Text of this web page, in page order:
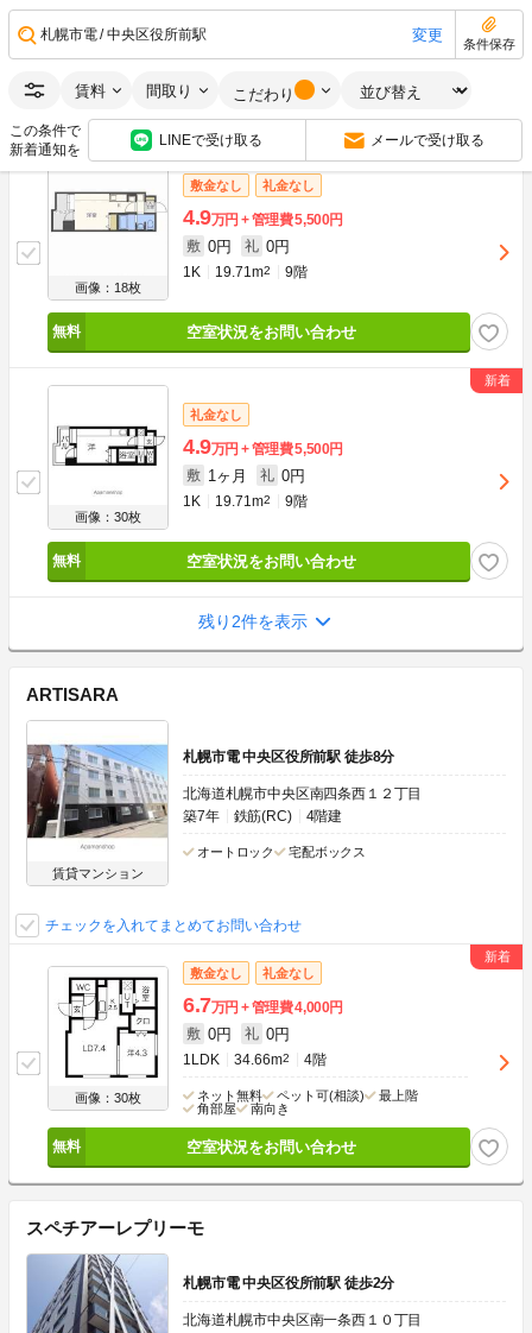
札幌市電 中央区役所前駅 変更
条件保存
賃料 間取り こだわり
この条件で
新着通知を
LINEで受け取る メールで受け取る
画像：30枚
1ヶ月 0円
1K
空室状況をお問い合わせ
画像：18枚
敷金なし 礼金なし
4.9万円 管理費5,500円
敷 0円 礼 0円
1K 19.71m2 9階
空室状況をお問い合わせ
画像：30枚
礼金なし
4.9万円 管理費5,500円
敷 1ヶ月 礼 0円
1K 19.71m2 9階
空室状況をお問い合わせ
残り2件を表示
ARTISARA
賃貸マンション
札幌市電 中央区役所前駅 徒歩8分
北海道札幌市中央区南四条西１２丁目
築7年
鉄筋(RC) 4階建
オートロック 宅配ボックス
チェックを入れてまとめてお問い合わせ
画像：30枚
敷金なし 礼金なし
6.7万円 管理費4,000円
敷 0円 礼 0円
1LDK 34.66m2 4階
ネット無料 ペット可(相談)
最上階
角部屋
南向き
空室状況をお問い合わせ
スペチアーレプリーモ
札幌市電 中央区役所前駅 徒歩2分
北海道札幌市中央区南一条西１０丁目